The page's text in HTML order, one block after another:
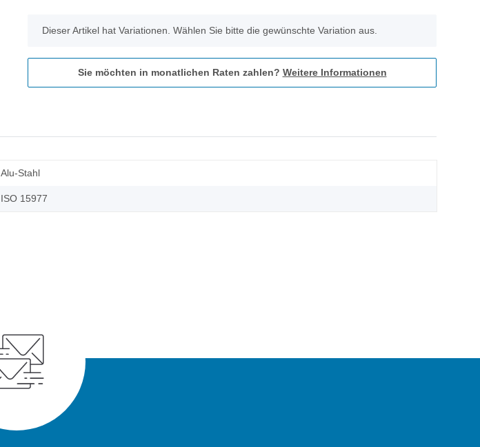
x
Dieser Artikel hat Variationen. Wählen Sie bitte die gewünschte Variation aus.
Sie möchten in monatlichen Raten zahlen? Weitere Informationen
Alu-Stahl
ISO 15977